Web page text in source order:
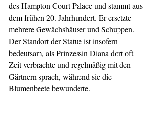
des Hampton Court Palace und stammt aus
dem frühen 20. Jahrhundert. Er ersetzte
mehrere Gewächshäuser und Schuppen.
Der Standort der Statue ist insofern
bedeutsam, als Prinzessin Diana dort oft
Zeit verbrachte und regelmäßig mit den
Gärtnern sprach, während sie die
Blumenbeete bewunderte.